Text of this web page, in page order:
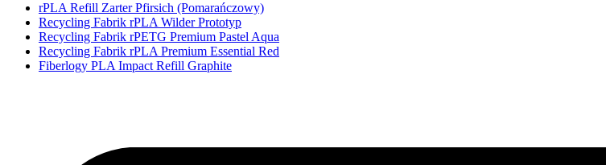
rPLA Refill Zarter Pfirsich (Pomarańczowy)
Recycling Fabrik rPLA Wilder Prototyp
Recycling Fabrik rPETG Premium Pastel Aqua
Recycling Fabrik rPLA Premium Essential Red
Fiberlogy PLA Impact Refill Graphite